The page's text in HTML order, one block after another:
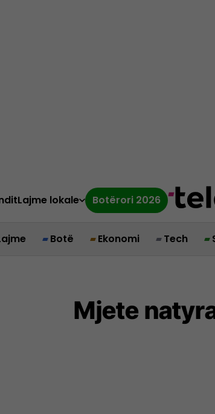
Lajme lokale Botërori 2026
Botë Ekonomi Tech
Mjete